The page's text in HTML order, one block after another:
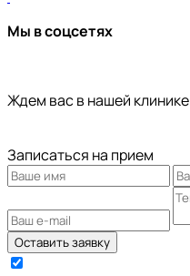
Мы в соцсетях
Ждем вас в нашей клинике
Записаться на прием
Оставить заявку